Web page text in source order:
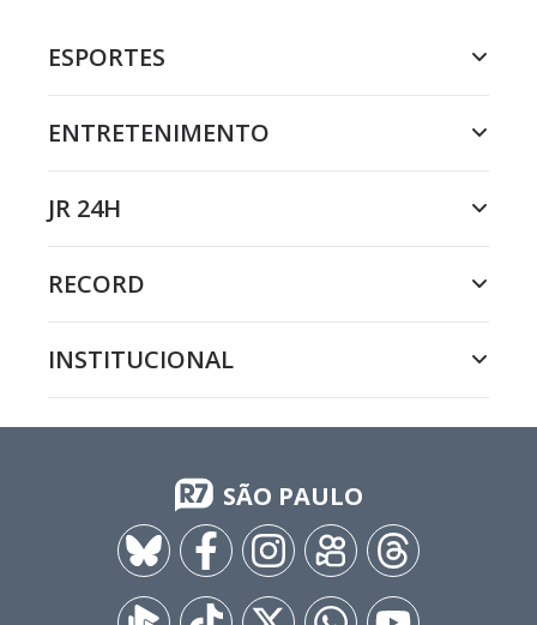
ESPORTES
ENTRETENIMENTO
JR 24H
RECORD
INSTITUCIONAL
SÃO PAULO